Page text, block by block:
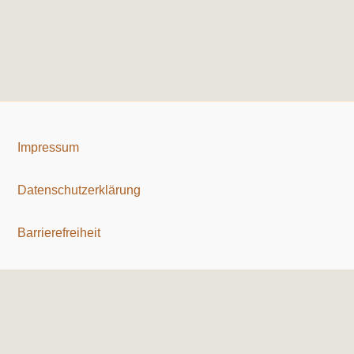
Impressum
Datenschutzerklärung
Barrierefreiheit